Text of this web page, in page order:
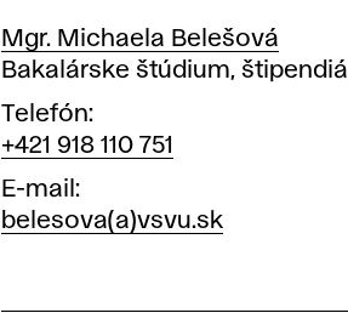
u
d
i
j
Mgr. Michaela Belešová
Pozícia
Bakalárske štúdium, štipendiá
Telefón
+421 918 110 751
E-mail
belesova(a)vsvu.sk